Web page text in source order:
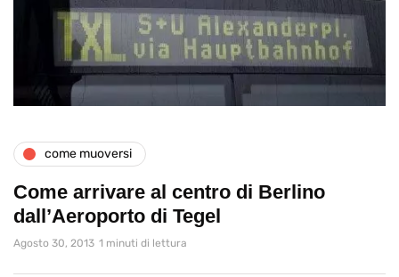
come muoversi
Come arrivare al centro di Berlino
dall’Aeroporto di Tegel
Agosto 30, 2013 1 minuti di lettura